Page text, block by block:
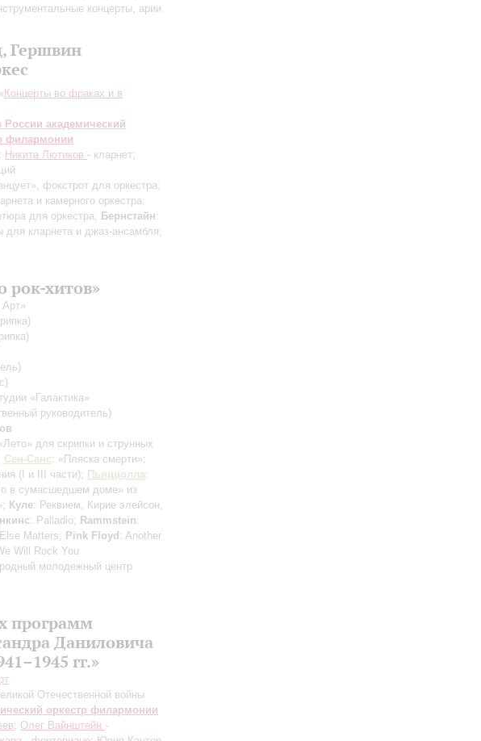
концерты, арии
Гершвин
Концерты во фраках и в
академический
филармонии
Никита Лютиков - кларнет;
фокстрот для оркестра;
и камерного оркестра;
для оркестра; Бернстайн:
кларнета и джаз-ансамбля;
рок-хитов»
Арт»
«Галактика»
руководитель)
для скрипки и струнных
Сен-Санс: «Пляска смерти»;
(I и III части); Пьяццолла:
в сумасшедшем доме» из
Куле: Реквием, Кирие элейсон,
: Palladio; Rammstein:
Matters; Pink Floyd : Another
Will Rock You
молодежный центр
программ
Даниловича
гг.»
Отечественной войны
оркестр филармонии
; Олег Вайнштейн -